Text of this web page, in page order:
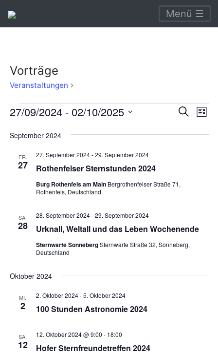
Menü ☰
Vorträge
Veranstaltungen
Veranstaltungen SucheListe
27/09/2024 - 02/10/2025
wählen.
September 2024
FR.
27 Rothenfelser Sternstunden 2024
27. September 2024-29. September 2024
Burg Rothenfels am Main Bergrothenfelser Straße 71,
Rothenfels, Deutschland
SA.
28 Urknall, Weltall und das Leben Wochenende
28. September 2024-29. September 2024
Sternwarte SonnebergSternwarte Straße 32, Sonneberg,
Deutschland
Oktober 2024
MI.
2 100 Stunden Astronomie 2024
2. Oktober 2024-5. Oktober 2024
SA.
12 Hofer Sternfreundetreffen 2024
12. Oktober 2024 @ 9:00 - 18:00